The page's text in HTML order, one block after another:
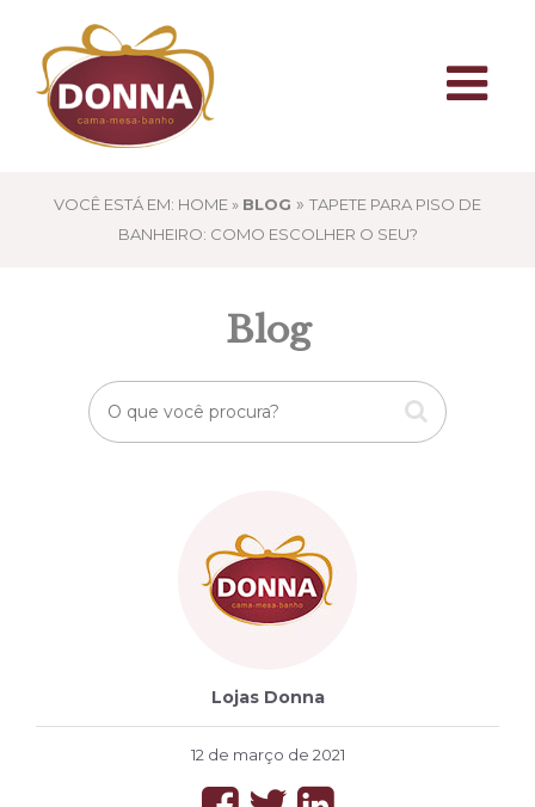
VOCÊ ESTÁ EM: HOME » BLOG » TAPETE PARA PISO DE
BANHEIRO: COMO ESCOLHER O SEU?
Blog
Lojas Donna
12 de março de 2021